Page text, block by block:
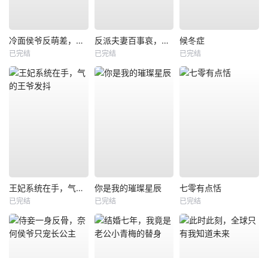
冷面侯爷反萌差，独宠作精继室啦
已完结
反派夫妻百事哀，今天在哪搞破坏
已完结
候冬症
已完结
王妃系统在手，气的王爷发抖
已完结
你是我的璀璨星辰
已完结
七零有点恬
已完结